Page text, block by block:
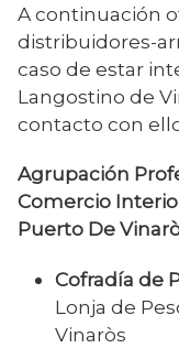
a
la
navegación
A continuación
distribuidores-
caso de estar
Langostino de
contacto con
Agrupación
Comercio
Puerto De
Cofradía de
Lonja de
Vinaròs